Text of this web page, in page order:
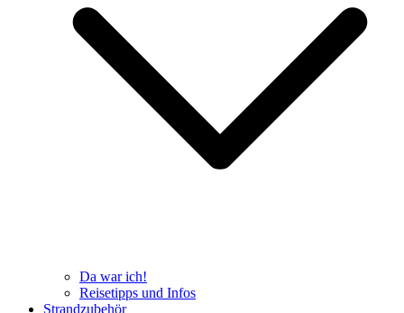
Da war ich!
Reisetipps und Infos
Strandzubehör